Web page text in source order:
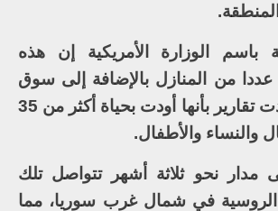
باسم الوزارة الأمريكية إن هذه
من المنازل بالإضافة إلى سوق
المدينة، كما أفادت تقارير بأنها أودت بحياة أكثر من 35
والنساء والأطفال.
مدار نحو ثلاثة أشهر تتواصل تلك
الروسية في شمال غرب سوريا، مما